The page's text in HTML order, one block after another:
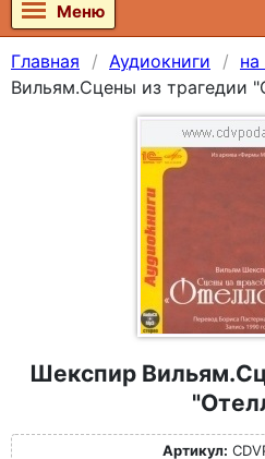
Меню
Главная Аудиокниги
Вильям.Сцены из трагедии
Шекспир
Артикул: